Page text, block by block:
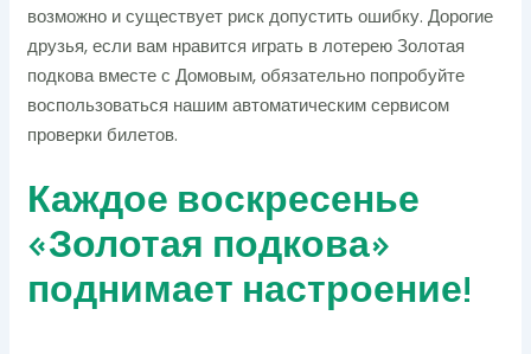
возможно и существует риск допустить ошибку. Дорогие
друзья, если вам нравится играть в лотерею Золотая
подкова вместе с Домовым, обязательно попробуйте
воспользоваться нашим автоматическим сервисом
проверки билетов.
Каждое воскресенье
«Золотая подкова»
поднимает настроение!